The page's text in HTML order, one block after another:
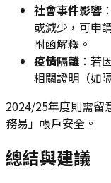
社會事件影響
或減少，可申
附函解釋。
疫情隔離 ：若
相關證明（如
2024/25年度則需留
務易」帳戶安全。
總結與建議